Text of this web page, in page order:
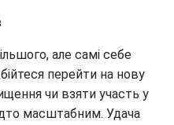
але самі себе
перейти на нову
чи взяти участь у
масштабним. Удача